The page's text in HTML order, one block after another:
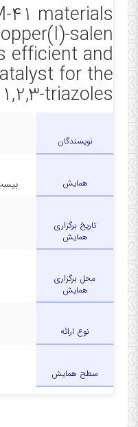
41 materials
salen
efficient and
for the
triazoles
نویسندگان
همایش
تاریخ برگزاری
همایش
محل برگزاری
همایش
نوع ارائه
سطح همایش